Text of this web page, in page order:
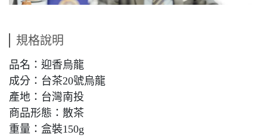
規格說明
品名：迎香烏龍
成分：台茶20號烏龍
產地：台灣南投
商品形態：散茶
重量：盒裝150g